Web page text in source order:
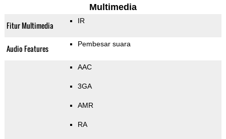
Multimedia
Fitur Multimedia IR
Audio Features Pembesar suara
AAC
3GA
AMR
RA